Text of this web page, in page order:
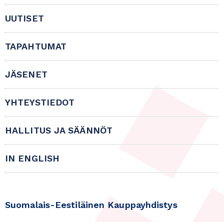
UUTISET
TAPAHTUMAT
JÄSENET
YHTEYSTIEDOT
HALLITUS JA SÄÄNNÖT
IN ENGLISH
Suomalais-Eestiläinen Kauppayhdistys